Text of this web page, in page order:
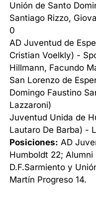
Unión de Santo
Santiago Rizzo,
0
AD Juventud de
Cristian Voelkly) -
Hillmann, Facundo
San Lorenzo de
Domingo Faustino
Lazzaroni)
Juventud Unida de
Lautaro De Barba) -
Posiciones: AD
Humboldt 22; Alumni
D.F.Sarmiento y
Martín Progreso 14.